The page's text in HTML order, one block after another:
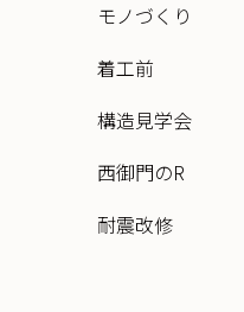
モノづくり
着工前
構造見学会
西御門のR
耐震改修